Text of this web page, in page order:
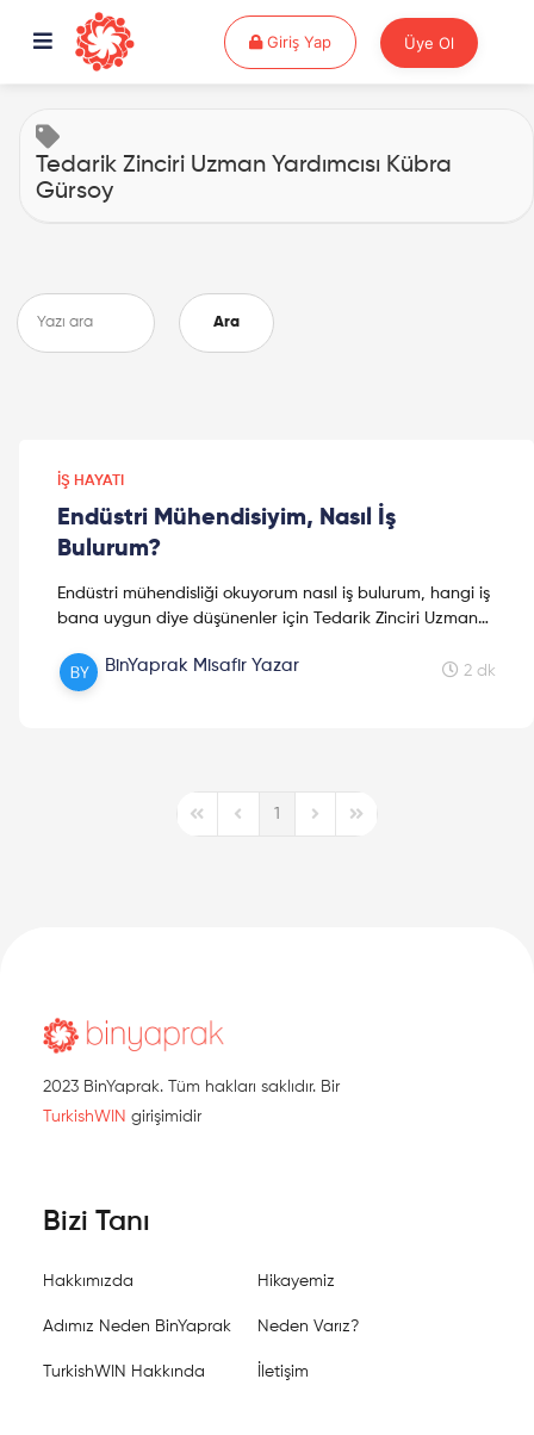
Giriş YapGiriş Yap Üye Ol
Tedarik Zinciri Uzman Yardımcısı Kübra
Gürsoy
Ara
İŞ HAYATI
Endüstri Mühendisiyim, Nasıl İş
Bulurum?
Endüstri mühendisliği okuyorum nasıl iş bulurum, hangi iş
bana uygun diye düşünenler için Tedarik Zinciri Uzman
BinYaprak Misafir Yazar 2 dk
First PagePrevious Page
1
Next PageLast Page
2023 BinYaprak. Tüm hakları saklıdır. Bir
TurkishWIN girişimidir
Bizi Tanı
Hakkımızda Hikayemiz
Adımız Neden BinYaprak Neden Varız?
TurkishWIN Hakkında İletişim